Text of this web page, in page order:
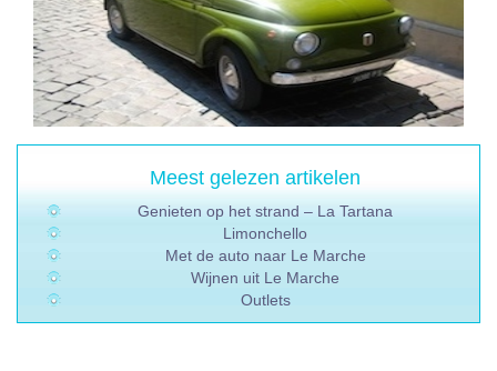
Meest gelezen artikelen
Genieten op het strand – La Tartana
Limonchello
Met de auto naar Le Marche
Wijnen uit Le Marche
Outlets